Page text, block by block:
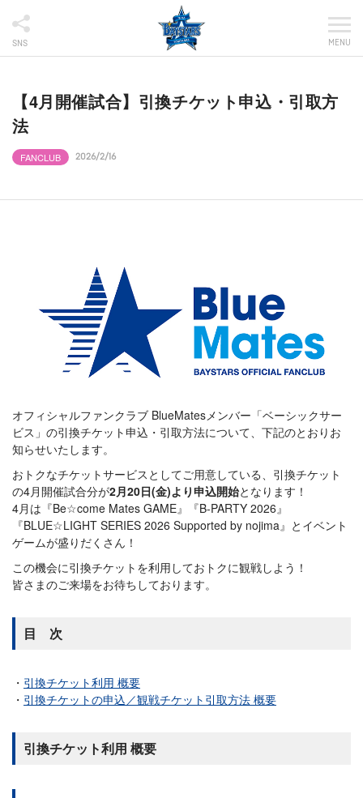
SNS MENU
【4月開催試合】引換チケット申込・引取方
法
FANCLUB 2026/2/16
オフィシャルファンクラブ BlueMatesメンバー「ベーシックサー
ビス」の引換チケット申込・引取方法について、下記のとおりお
知らせいたします。
おトクなチケットサービスとしてご用意している、引換チケット
の4月開催試合分が2月20日(金)より申込開始となります！
4月は『Be☆come Mates GAME』『B-PARTY 2026』
『BLUE☆LIGHT SERIES 2026 Supported by nojima』とイベント
ゲームが盛りだくさん！
この機会に引換チケットを利用しておトクに観戦しよう！
皆さまのご来場をお待ちしております。
目 次
引換チケット利用 概要
引換チケットの申込／観戦チケット引取方法 概要
引換チケット利用 概要